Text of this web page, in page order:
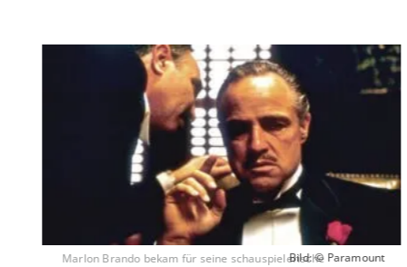
Marlon Brando bekam für seine schauspielerischeBild: © Paramount